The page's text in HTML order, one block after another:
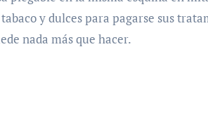
y dulces para pagarse sus
nada más que hacer.